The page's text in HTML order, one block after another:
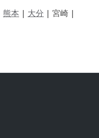
熊本 | 大分 | 宮崎 |